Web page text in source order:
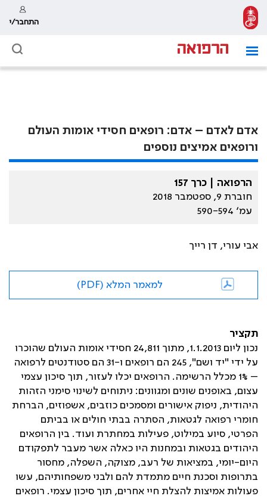
התחבר/י
אדם לאדם – אדם: רופאים חסידי אומות העולם
ורופאים אמיצים נוספים
הרפואה | כרך 157
חוברת 9, ספטמבר 2018
עמ׳ 590-594
אבי עורי, דן רייך
למאמר המלא (PDF)
תקציר
נכון ליום 1.1.2013, מתוך 24,811 חסידי אומות העולם שהוכרו
על ידי "יד ושם", 245 הם רופאים ו-31 הם סטודנטים לרפואה
– 1% מכלל הרשימה. הרופאים יכלו לעזור, תוך סיכון עצמי
עצום, באופנים שונים ומגוונים: ניתוחים לשינוי סימני הזהות
היהודית, ניפוק אישורים ומסמכים כוזבים, אשפוזים, הברחת
חומרי רפואה לגטאות, הסתרה בבתי חולים או בביתם
הפרטי, סיוע במילוט, פעילות במחתרת ועוד. בין הרופאים
היהודים בגטאות ובמחנות היו כאלה אשר מעבר לתפקודם
היום-יומי, במציאות של רעב, מצוקה, השפלה, מחסור
בתרופות וסכנת חיים מתמדת להם ולבני משפחותיהם, עשו
פעולות אמיצות להצלת חיי אחרים, תוך סיכון עצמי. רופאים